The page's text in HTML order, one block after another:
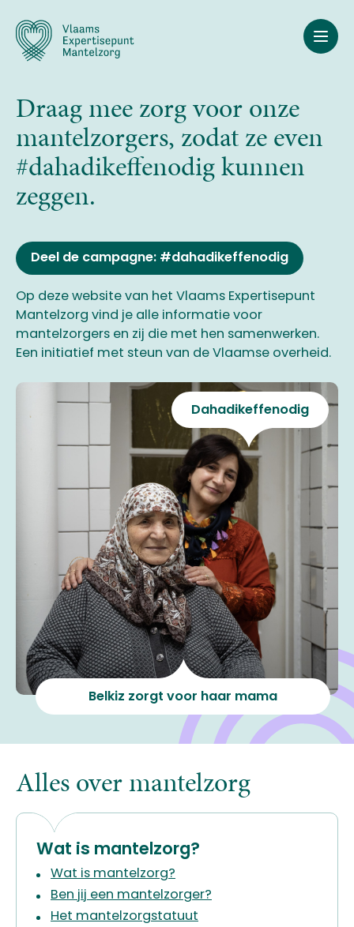
naar
gaan
Draag mee zorg voor onze
mantelzorgers, zodat ze even
#dahadikeffenodig kunnen
zeggen.
Deel de campagne: #dahadikeffenodig
Op deze website van het Vlaams Expertisepunt
Mantelzorg vind je alle informatie voor
mantelzorgers en zij die met hen samenwerken.
Een initiatief met steun van de Vlaamse overheid.
Dahadikeffenodig
Belkiz zorgt voor haar mama
Alles over mantelzorg
Wat is mantelzorg?
Wat is mantelzorg?
Ben jij een mantelzorger?
Het mantelzorgstatuut